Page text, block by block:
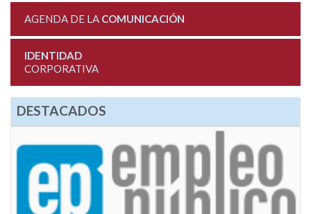
AGENDA DE LA COMUNICACIÓN
IDENTIDAD
CORPORATIVA
DESTACADOS